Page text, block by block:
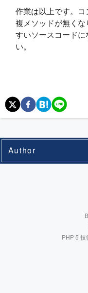
作業は以上です。
複メソッドが無く
すいソースコード
い。
Author
PHP 5